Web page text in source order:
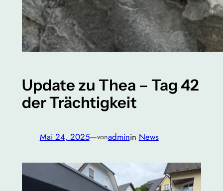
Update zu Thea – Tag 42
der Trächtigkeit
Mai 24, 2025—vonadminin News